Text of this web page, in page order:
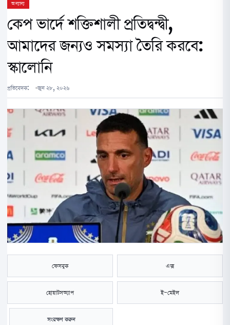
অন্যান্য
কেপ ভার্দে শক্তিশালী প্রতিদ্বন্দ্বী,
আমাদের জন্যও সমস্যা তৈরি করবে:
স্কালোনি
প্রতিবেদক: জুন ২৮, ২০২৬
ফেসবুক এক্স
হোয়াটসঅ্যাপ ই-মেইল
সংরক্ষণ করুন